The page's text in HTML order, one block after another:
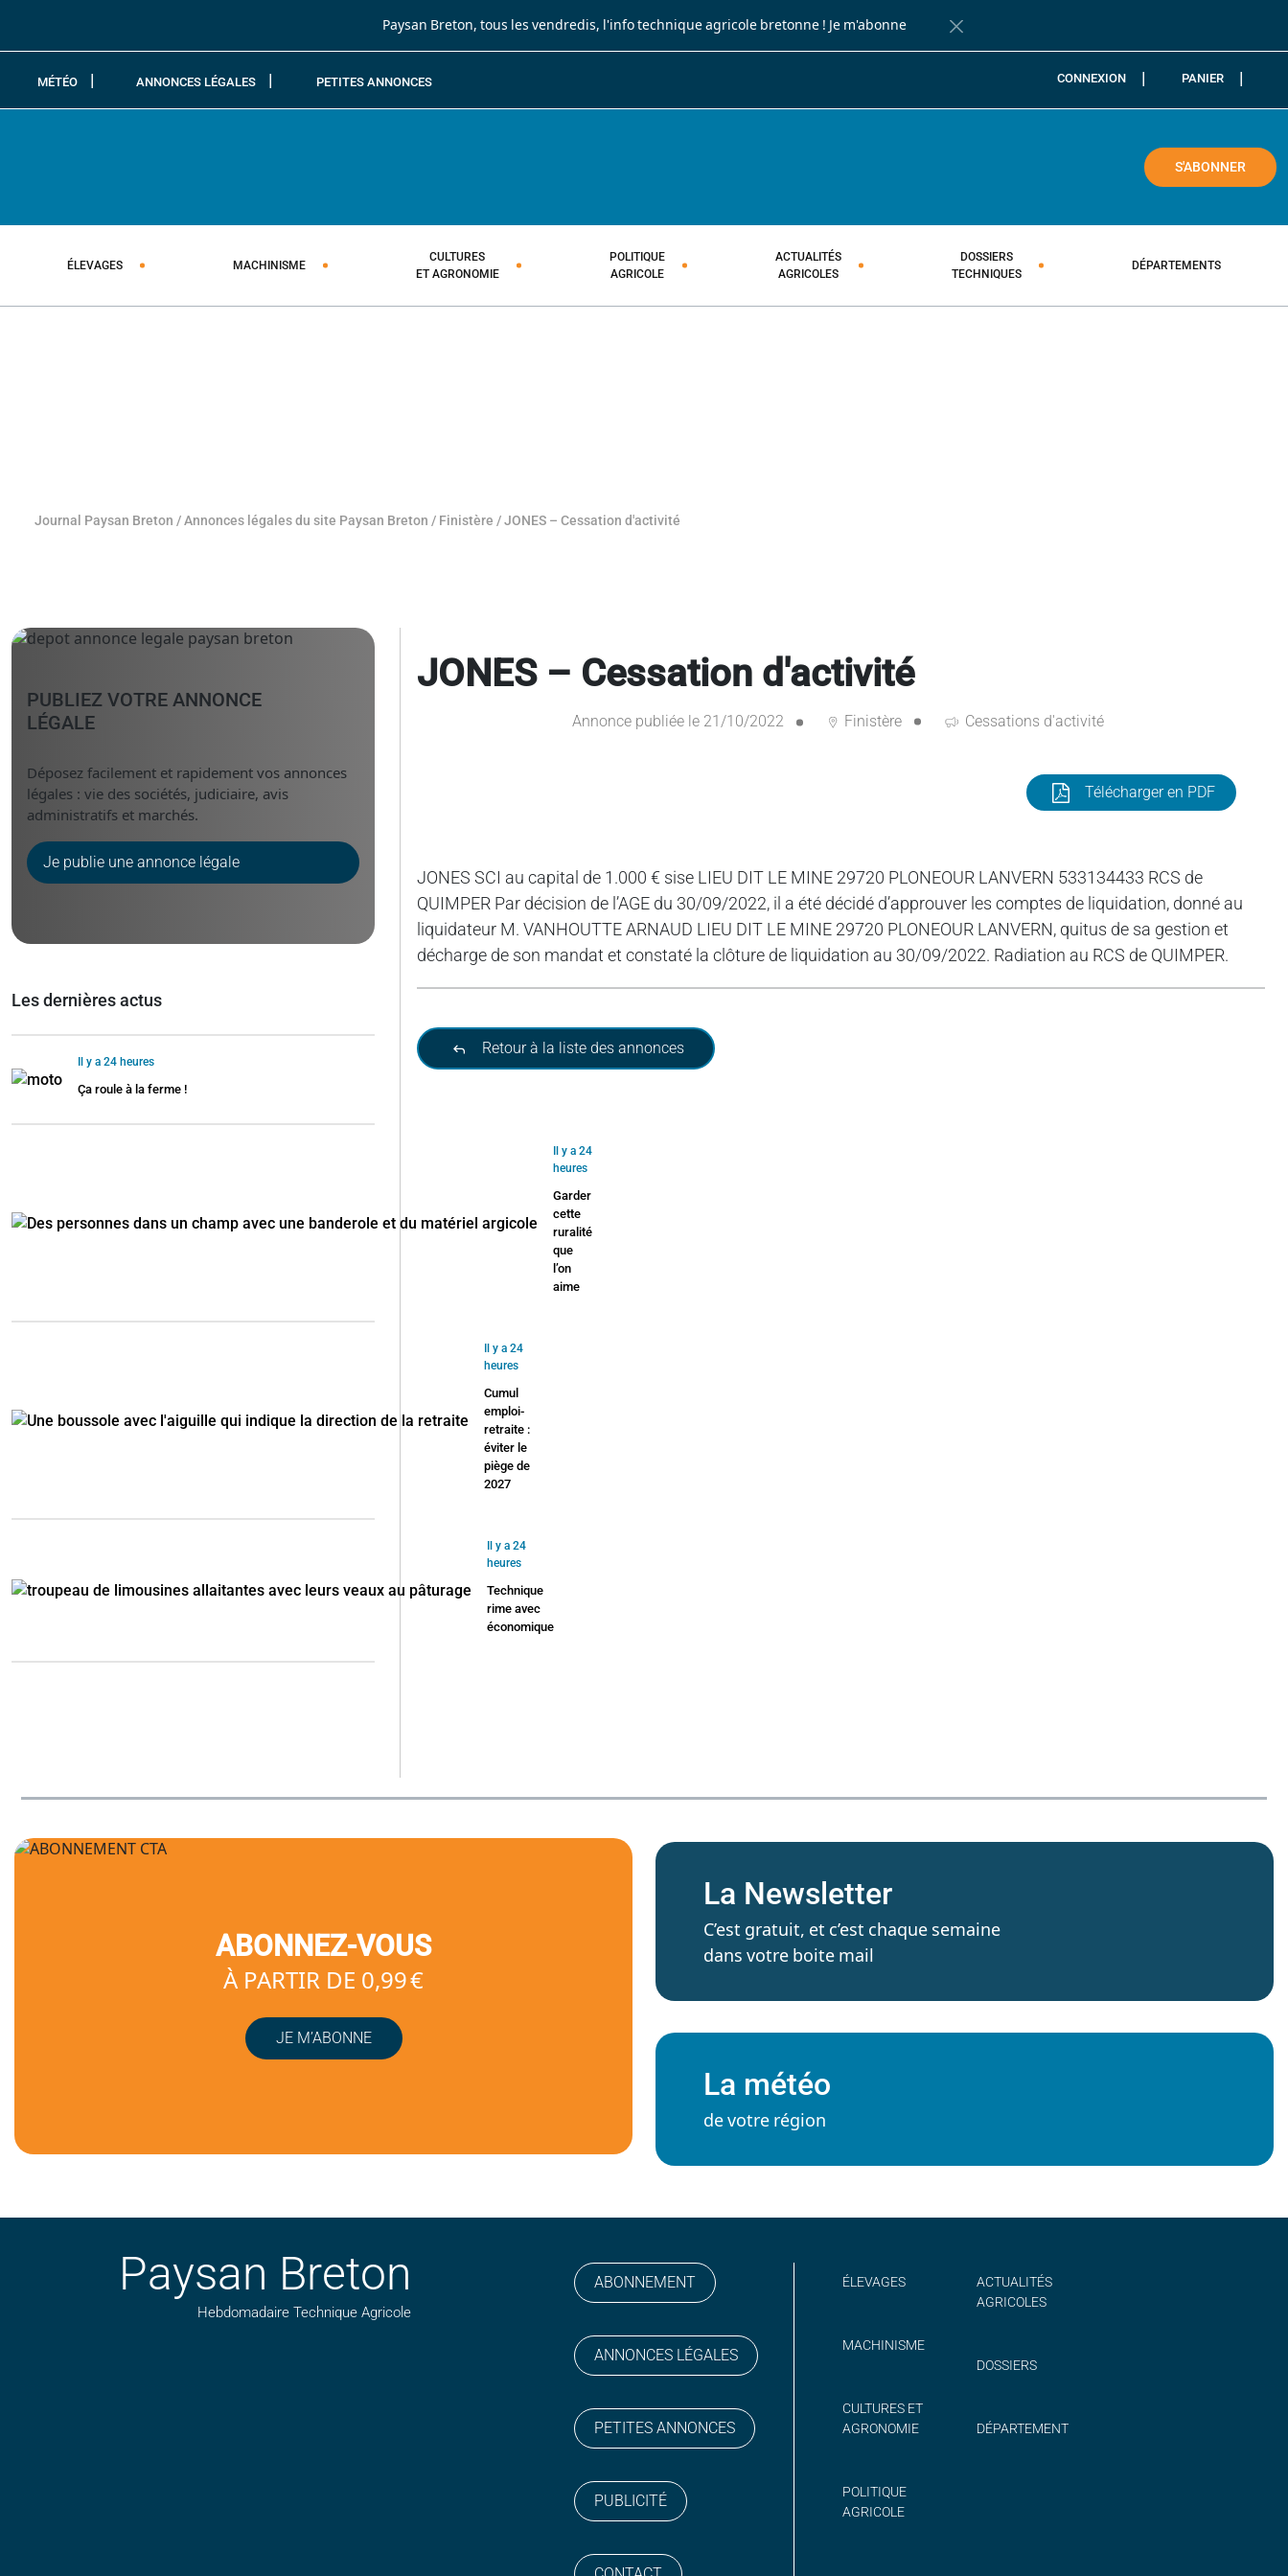
Paysan Breton, tous les vendredis, l'info technique agricole bretonne ! Je m'abonne
Fermer la barre de notification
MÉTÉO ANNONCES LÉGALES PETITES ANNONCES CONNEXION PANIER
S'ABONNER
ÉLEVAGES MACHINISME
CULTURES
ET AGRONOMIE
POLITIQUE
AGRICOLE
ACTUALITÉS
AGRICOLES
DOSSIERS
TECHNIQUES
DÉPARTEMENTS
Journal Paysan Breton /Annonces légales du site Paysan Breton / Finistère /JONES – Cessation d'activité
JONES – Cessation d'activité
Annonce publiée le 21/10/2022 Finistère Cessations d'activité
Télécharger en PDF
JONES SCI au capital de 1.000 € sise LIEU DIT LE MINE 29720 PLONEOUR LANVERN 533134433 RCS de
QUIMPER Par décision de l’AGE du 30/09/2022, il a été décidé d’approuver les comptes de liquidation, donné au
liquidateur M. VANHOUTTE ARNAUD LIEU DIT LE MINE 29720 PLONEOUR LANVERN, quitus de sa gestion et
décharge de son mandat et constaté la clôture de liquidation au 30/09/2022. Radiation au RCS de QUIMPER.
Retour à la liste des annonces
PUBLIEZ VOTRE ANNONCE
LÉGALE
Déposez facilement et rapidement vos annonces
légales : vie des sociétés, judiciaire, avis
administratifs et marchés.
Je publie une annonce légale
Les dernières actus
Il y a 24 heures
Ça roule à la ferme !
Il y a 24
heures
Garder
cette
ruralité
que
l’on
aime
Il y a 24
heures
Cumul
emploi-
retraite :
éviter le
piège de
2027
Il y a 24
heures
Technique
rime avec
économique
ABONNEZ-VOUS
À PARTIR DE 0,99 €
JE M’ABONNE
La Newsletter
C’est gratuit, et c’est chaque semaine
dans votre boite mail
La météo
de votre région
Paysan Breton
Hebdomadaire Technique Agricole
ABONNEMENT
ANNONCES LÉGALES
PETITES ANNONCES
PUBLICITÉ
ÉLEVAGES
MACHINISME
CULTURES ET
AGRONOMIE
POLITIQUE
AGRICOLE
ACTUALITÉS
AGRICOLES
DOSSIERS
DÉPARTEMENT